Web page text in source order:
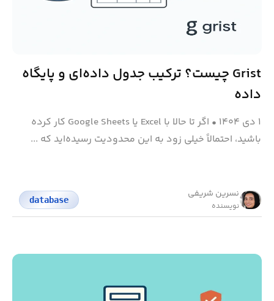
Grist چیست؟ ترکیب جدول داده‌ای و پایگاه
داده
۱ دی ۱۴۰۴ •
اگر تا حالا با Excel یا Google Sheets کار کرده
باشید، احتمالاً خیلی زود به این محدودیت رسیده‌اید که ...
نسرین شریفی
نویسنده
database